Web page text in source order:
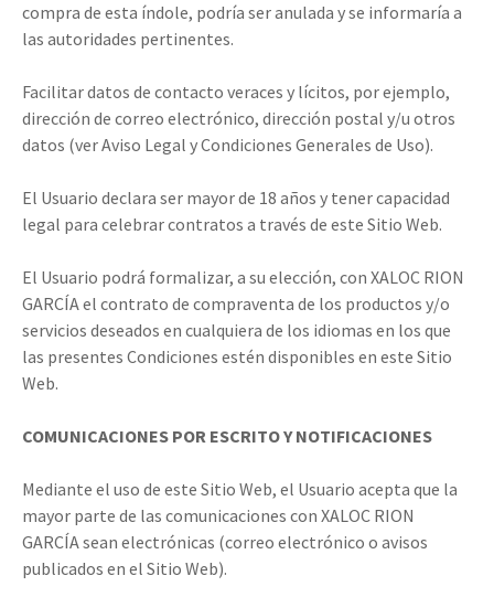
compra de esta índole, podría ser anulada y se informaría a
las autoridades pertinentes.
Facilitar datos de contacto veraces y lícitos, por ejemplo,
dirección de correo electrónico, dirección postal y/u otros
datos (ver Aviso Legal y Condiciones Generales de Uso).
El Usuario declara ser mayor de 18 años y tener capacidad
legal para celebrar contratos a través de este Sitio Web.
El Usuario podrá formalizar, a su elección, con XALOC RION
GARCÍA el contrato de compraventa de los productos y/o
servicios deseados en cualquiera de los idiomas en los que
las presentes Condiciones estén disponibles en este Sitio
Web.
COMUNICACIONES POR ESCRITO Y NOTIFICACIONES
Mediante el uso de este Sitio Web, el Usuario acepta que la
mayor parte de las comunicaciones con XALOC RION
GARCÍA sean electrónicas (correo electrónico o avisos
publicados en el Sitio Web).